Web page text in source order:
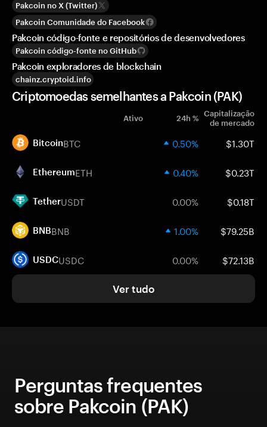
Pakcoin no X (Twitter)
Pakcoin Comunidade do Facebook
Pakcoin código-fonte e repositórios de desenvolvedores
Pakcoin código-fonte no GitHub
Pakcoin exploradores de blockchain
chainz.cryptoid.info
Criptomoedas semelhantes a Pakcoin (PAK)
Ativo 24h % Capitalização
de mercado
BitcoinBTC 0.50% $1.30T
EthereumETH 0.40% $0.23T
TetherUSDT 0.00% $0.18T
BNBBNB 1.00% $79.25B
USDCUSDC 0.00% $72.13B
Ver tudo
Perguntas frequentes
sobre Pakcoin (PAK)